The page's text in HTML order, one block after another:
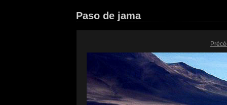
Paso de jama